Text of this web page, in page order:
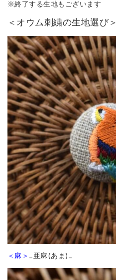
※終了する生地もございます
＜オウム刺繍の生地選び＞
＜麻＞ _亜麻(あま)_